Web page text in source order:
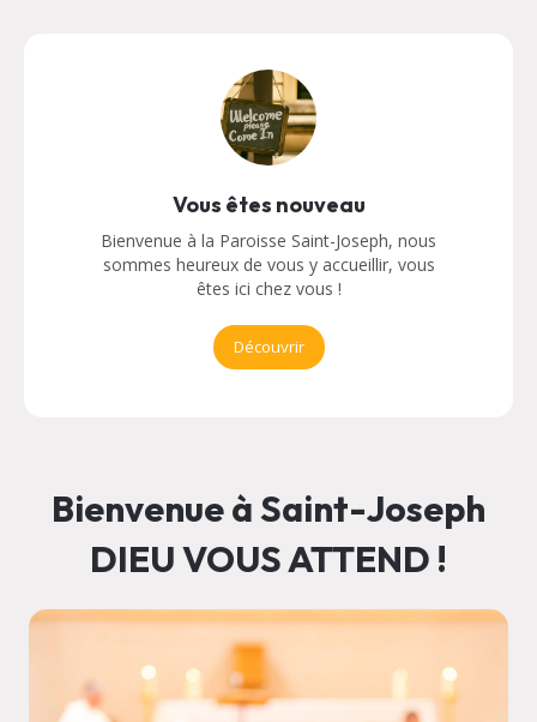
Vous êtes nouveau
Bienvenue à la Paroisse Saint-Joseph, nous
sommes heureux de vous y accueillir, vous
êtes ici chez vous !
Découvrir
Bienvenue à Saint-Joseph
DIEU VOUS ATTEND !